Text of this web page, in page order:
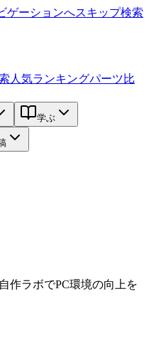
ゲーションへスキップ検索
人気ランキングパーツ比
学ぶ
自作ラボでPC環境の向上を